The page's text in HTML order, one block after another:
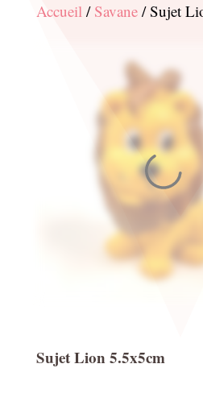
Accueil/ Savane/ Sujet
Sujet Lion 5.5x5cm